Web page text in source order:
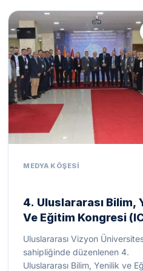
4. Uluslararası Bilim,
Ve Eğitim Kongresi
2025) Uluslararası
Üniversitesi Ev
Sahipliğinde Yapıldı
Uluslararası Vizyon
sahipliğinde düzenlenen 4.
Uluslararası Bilim, Yenilik ve